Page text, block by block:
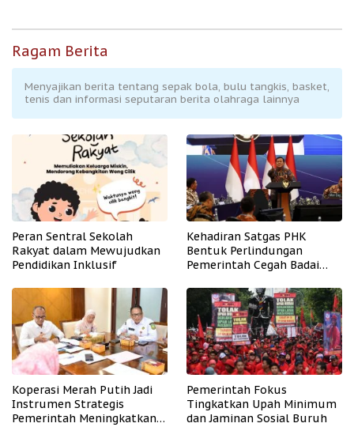
Ragam Berita
Menyajikan berita tentang sepak bola, bulu tangkis, basket,
tenis dan informasi seputaran berita olahraga lainnya
Peran Sentral Sekolah
Rakyat dalam Mewujudkan
Pendidikan Inklusif
Kehadiran Satgas PHK
Bentuk Perlindungan
Pemerintah Cegah Badai
Koperasi Merah Putih Jadi
Instrumen Strategis
Pemerintah Meningkatkan
Pemerintah Fokus
Tingkatkan Upah Minimum
dan Jaminan Sosial Buruh